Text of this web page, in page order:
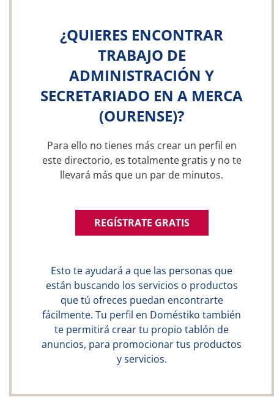
¿QUIERES ENCONTRAR
TRABAJO DE
ADMINISTRACIÓN Y
SECRETARIADO EN A MERCA
(OURENSE)?
Para ello no tienes más crear un perfil en
este directorio, es totalmente gratis y no te
llevará más que un par de minutos.
REGÍSTRATE GRATIS
Esto te ayudará a que las personas que
están buscando los servicios o productos
que tú ofreces puedan encontrarte
fácilmente. Tu perfil en Doméstiko también
te permitirá crear tu propio tablón de
anuncios, para promocionar tus productos
y servicios.